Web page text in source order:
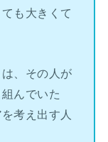
も大きくて
、その人が
んでいた
考え出す人